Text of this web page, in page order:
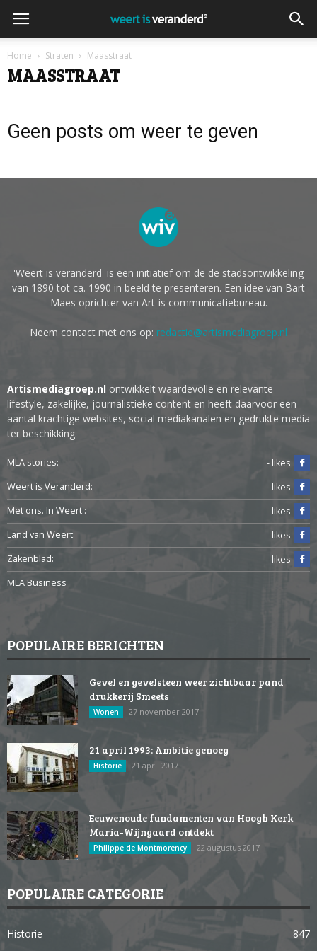
Home Straten Maasstraat
MAASSTRAAT
Geen posts om weer te geven
'Weert is veranderd' is een initiatief om de de stadsontwikkeling
van 1890 tot ca. 1990 in beeld te presenteren. Een idee van Bart
Maes oprichter van Art-is communicatiebureau.
Neem contact met ons op: redactie@artismediagroep.nl
Artismediagroep.nl ontwikkelt waardevolle en relevante
lifestyle, zakelijke, journalistieke content en heeft daarvoor een
aantal krachtige websites, social mediakanalen en gedrukte media
ter beschikking.
MLA stories:
- likes
Weert is Veranderd:
- likes
Met ons. In Weert.:
- likes
Land van Weert:
- likes
Zakenblad:
- likes
MLA Business
POPULAIRE BERICHTEN
Gevel en gevelsteen weer zichtbaar pand
drukkerij Smeets
Wonen 27 november 2017
21 april 1993: Ambitie genoeg
Historie 21 april 2017
Eeuwenoude fundamenten van Hoogh Kerk
Maria-Wijngaard ontdekt
Philippe de Montmorency 22 augustus 2017
POPULAIRE CATEGORIE
Historie
847